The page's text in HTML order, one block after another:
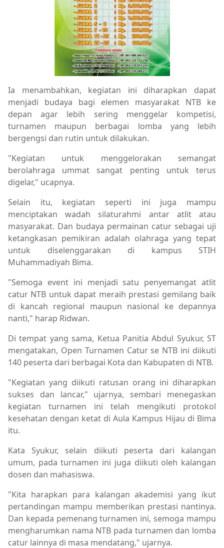
Ia menambahkan, kegiatan ini diharapkan dapat
menjadi budaya bagi elemen masyarakat NTB ke
depan agar lebih sering menggelar kompetisi,
turnamen maupun berbagai lomba yang lebih
bergengsi dan rutin untuk dilakukan.
"Kegiatan untuk menggelorakan semangat
berolahraga ummat sangat penting untuk terus
digelar," ucapnya.
Selain itu, kegiatan seperti ini juga mampu
menciptakan wadah silaturahmi antar atlit atau
masyarakat. Dan budaya permainan catur sebagai uji
ketangkasan pemikiran adalah olahraga yang tepat
untuk diselenggarakan di kampus STIH
Muhammadiyah Bima.
"Semoga event ini menjadi satu penyemangat atlit
catur NTB untuk dapat meraih prestasi gemilang baik
di kancah regional maupun nasional ke depannya
nanti," harap Ridwan.
Di tempat yang sama, Ketua Panitia Abdul Syukur, ST
mengatakan, Open Turnamen Catur se NTB ini diikuti
140 peserta dari berbagai Kota dan Kabupaten di NTB.
"Kegiatan yang diikuti ratusan orang ini diharapkan
sukses dan lancar," ujarnya, sembari menegaskan
kegiatan turnamen ini telah mengikuti protokol
kesehatan dengan ketat di Aula Kampus Hijau di Bima
itu.
Kata Syukur, selain diikuti peserta dari kalangan
umum, pada turnamen ini juga diikuti oleh kalangan
dosen dan mahasiswa.
"Kita harapkan para kalangan akademisi yang ikut
pertandingan mampu memberikan prestasi nantinya.
Dan kepada pemenang turnamen ini, semoga mampu
mengharumkan nama NTB pada turnamen dan lomba
catur lainnya di masa mendatang," ujarnya.